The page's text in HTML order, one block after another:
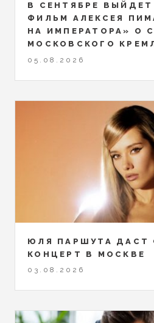
В СЕНТЯБРЕ
ФИЛЬМ АЛЕКСЕЯ
НА ИМПЕРАТОРА» О
МОСКОВСКОГО
05.08.2026
ЮЛЯ ПАРШУТА ДАСТ
КОНЦЕРТ В МОСКВЕ
03.08.2026